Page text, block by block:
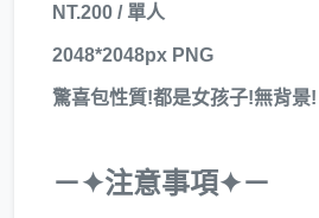
NT.200 / 單人
2048*2048px PNG
驚喜包性質!都是女孩子!無背景!
－✦注意事項✦－